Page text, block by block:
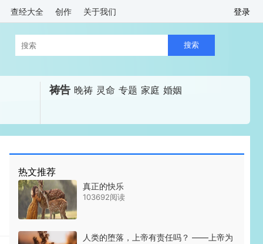
登录
查经大全 创作 关于我们
祷告 晚祷 灵命 专题 家庭 婚姻
热文推荐
真正的快乐
103692阅读
人类的堕落，上帝有责任吗？ ——上帝为